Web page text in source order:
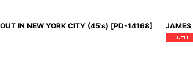
IN NEW YORK CITY (45's) [PD-14168] JAMES